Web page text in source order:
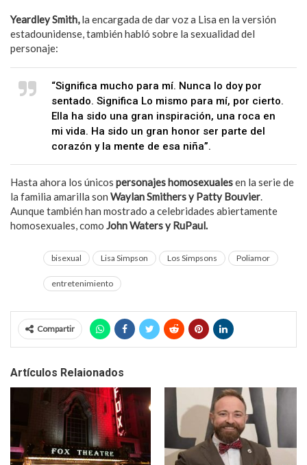
Yeardley Smith,la encargada de dar voz a Lisa en la versión
estadounidense, también habló sobre la sexualidad del
personaje:
“Significa mucho para mí. Nunca lo doy por
sentado. Significa Lo mismo para mí, por cierto.
Ella ha sido una gran inspiración, una roca en
mi vida. Ha sido un gran honor ser parte del
corazón y la mente de esa niña”.
Hasta ahora los únicos personajes homosexualesen la serie de
la familia amarilla son Waylan Smithers y Patty Bouvier.
Aunque también han mostrado a celebridades abiertamente
homosexuales, como John Waters y RuPaul.
bisexual Lisa Simpson Los Simpsons Poliamor
entretenimiento
Compartir
Artículos Relaionados